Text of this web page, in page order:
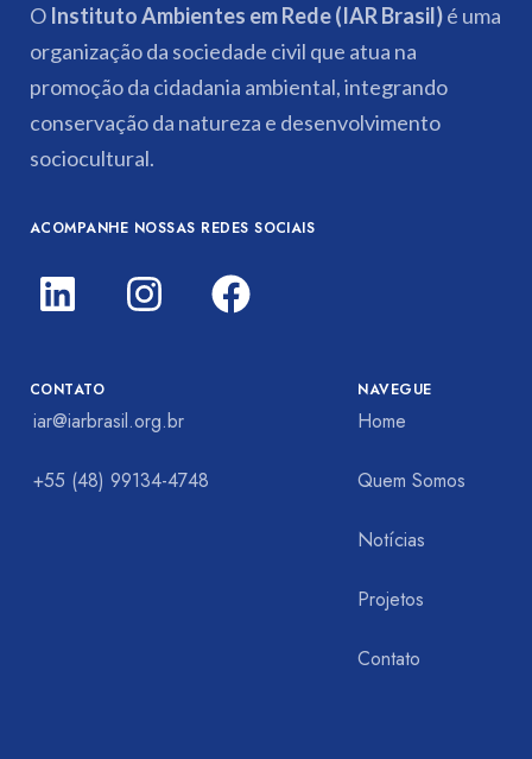
O Instituto Ambientes em Rede (IAR Brasil)é uma
organização da sociedade civil que atua na
promoção da cidadania ambiental, integrando
conservação da natureza e desenvolvimento
sociocultural.
ACOMPANHE NOSSAS REDES SOCIAIS
NAVEGUE
Home
Quem Somos
Notícias
Projetos
Contato
CONTATO
iar@iarbrasil.org.br
+55 (48) 99134-4748